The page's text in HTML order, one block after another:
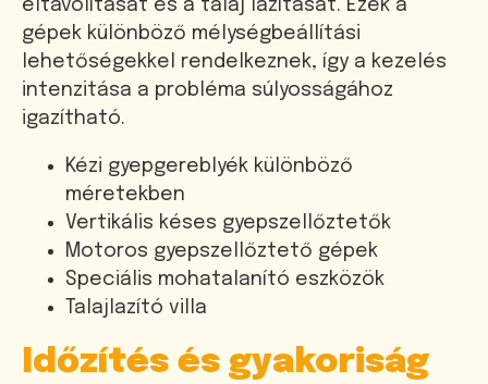
eltávolítását és a talaj lazítását. Ezek a
gépek különböző mélységbeállítási
lehetőségekkel rendelkeznek, így a kezelés
intenzitása a probléma súlyosságához
igazítható.
Kézi gyepgereblyék különböző
méretekben
Vertikális késes gyepszellőztetők
Motoros gyepszellőztető gépek
Speciális mohatalanító eszközök
Talajlazító villa
Időzítés és gyakoriság